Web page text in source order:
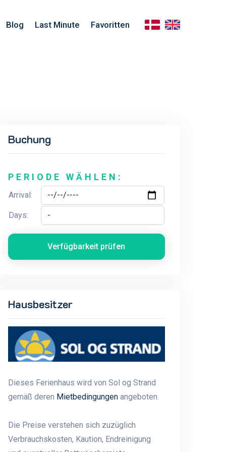
Blog Last Minute Favoritten
Buchung
PERIODE WÄHLEN:
Arrival:
Days:
Verfügbarkeit prüfen
Hausbesitzer
Dieses Ferienhaus wird von Sol og Strand
gemäß deren Mietbedingungenangeboten.
Die Preise verstehen sich zuzüglich
Verbrauchskosten, Kaution, Endreinigung